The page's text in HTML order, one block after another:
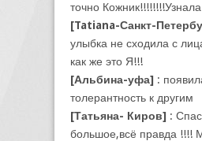
точно Кожник!!!!!!!!Узнала
[Tatiana-Санкт-
улыбка не сходила с
как же это Я!!!
[Альбина-уфа] :
толерантность к другим
[Татьяна- Киров] :
большое,всё правда !!!!